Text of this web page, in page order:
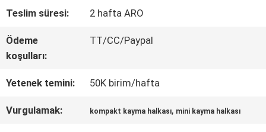
KONTROL
BIZE
ULAŞIN
Teslim süresi: 2 hafta ARO
Ödeme
koşulları:
TT/CC/Paypal
Yetenek temini: 50K birim/hafta
Vurgulamak: kompakt kayma halkası, mini kayma halkası